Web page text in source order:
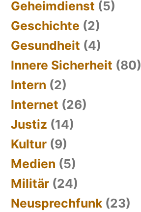
Geheimdienst (5)
Geschichte (2)
Gesundheit (4)
Innere Sicherheit (80)
Intern (2)
Internet (26)
Justiz (14)
Kultur (9)
Medien (5)
Militär (24)
Neusprechfunk (23)